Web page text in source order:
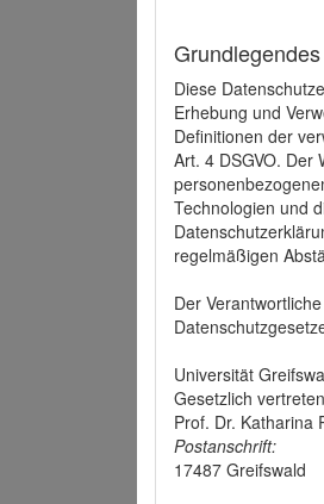
Grundlegendes
Diese
Erhebung und
Definitionen der
Art. 4 DSGVO.
Technologien und
regelmäßigen
Der
Universität
Gesetzlich
Prof. Dr. Katharina
Postanschrift:
17487 Greifswald